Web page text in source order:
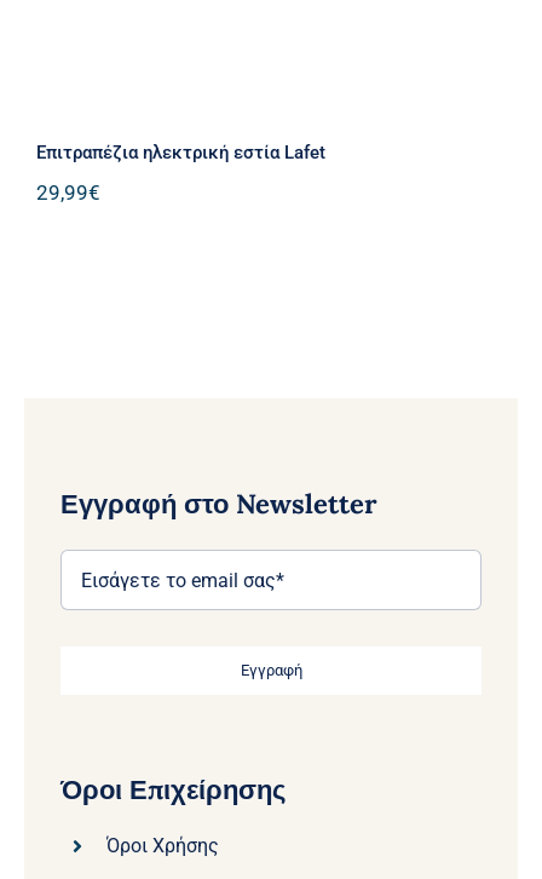
Επιτραπέζια ηλεκτρική εστία Lafet
29,99€
Εγγραφή στο Newsletter
Εγγραφή
Όροι Επιχείρησης
Όροι Χρήσης